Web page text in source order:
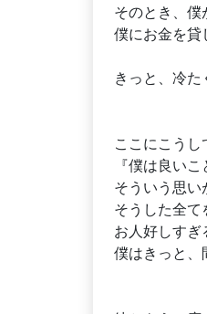
そのとき、僕
僕にお金を貸
きっと、冷た
ここにこうし
『僕は良いこ
そういう思い
そうした全て
お人好しすぎ
僕はきっと、